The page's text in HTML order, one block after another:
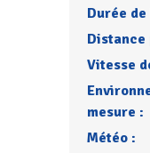
Durée
Distance
Vitesse
mesure :
Météo :